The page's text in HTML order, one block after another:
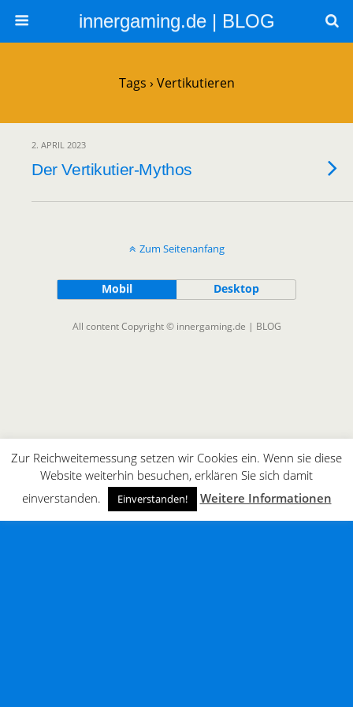
innergaming.de | BLOG
Tags › Vertikutieren
2. APRIL 2023
Der Vertikutier-Mythos
Zum Seitenanfang
Mobil Desktop
All content Copyright © innergaming.de | BLOG
Zur Reichweitemessung setzen wir Cookies ein. Wenn sie diese
Website weiterhin besuchen, erklären Sie sich damit
einverstanden.
Einverstanden! Weitere Informationen